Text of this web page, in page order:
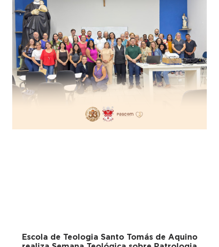
Escola de Teologia Santo Tomás de Aquino